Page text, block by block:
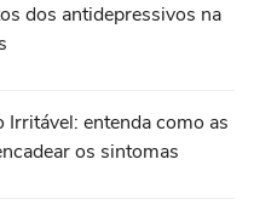
dos antidepressivos na
entenda como as
os sintomas